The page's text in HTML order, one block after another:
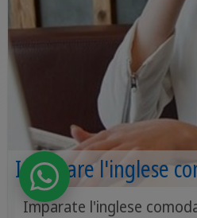
Imparare l'inglese
Imparate l'inglese